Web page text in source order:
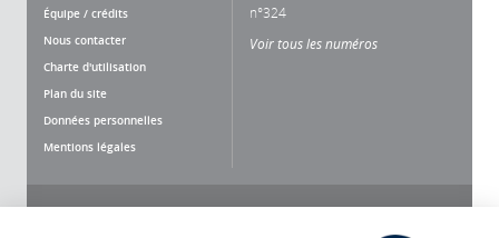
Équipe / crédits
Nous contacter
Charte d'utilisation
Plan du site
Données personnelles
Mentions légales
n°324
Voir tous les numéros